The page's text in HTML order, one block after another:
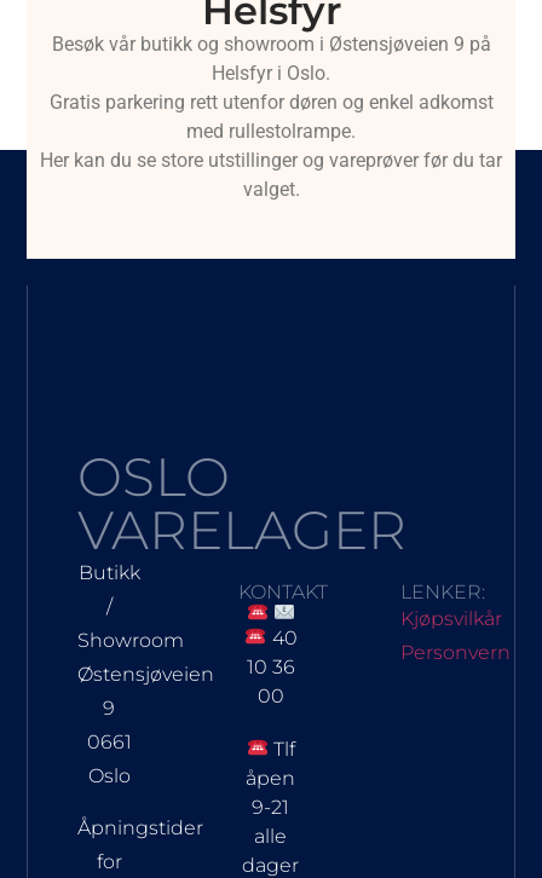
Helsfyr
Besøk vår butikk og showroom i Østensjøveien 9 på
Helsfyr i Oslo.
Gratis parkering rett utenfor døren og enkel adkomst
med rullestolrampe.
Her kan du se store utstillinger og vareprøver før du tar
valget.
OSLO
VARELAGER
Butikk
/
Showroom
Østensjøveien
9
0661
Oslo
Åpningstider
for
KONTAKT
40
10 36
00
Tlf
åpen
9-21
alle
dager
LENKER:
Kjøpsvilkår
Personvern